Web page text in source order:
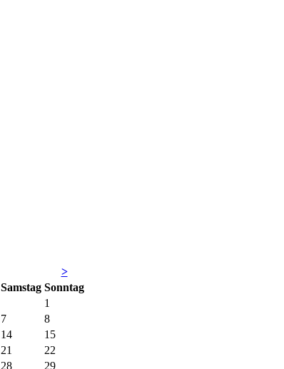
>
Samstag Sonntag
1
7
8
14
15
21
22
28 29